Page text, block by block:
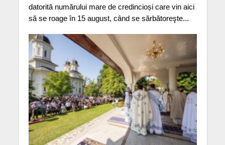
datorită numărului mare de credincioși care vin aici
să se roage în 15 august, când se sărbătoreşte...